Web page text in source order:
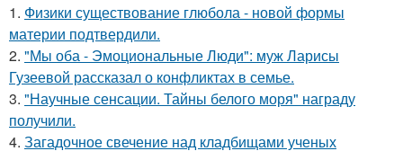
1. Физики существование глюбола - новой формы
материи подтвердили.
2. "Мы оба - Эмоциональные Люди": муж Ларисы
Гузеевой рассказал о конфликтах в семье.
3. "Научные сенсации. Тайны белого моря" награду
получили.
4. Загадочное свечение над кладбищами ученых